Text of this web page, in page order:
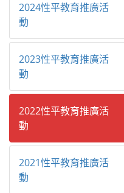
2024性平教育推廣活
動
2023性平教育推廣活
動
2022性平教育推廣活
動
2021性平教育推廣活
動